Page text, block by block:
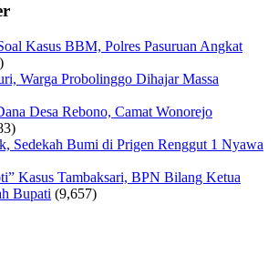
Kasus BBM, Polres Pasuruan Angkat
Warga Probolinggo Dihajar Massa
Desa Rebono, Camat Wonorejo
Sedekah Bumi di Prigen Renggut 1 Nyawa
Kasus Tambaksari, BPN Bilang Ketua
Bupati (9,657)